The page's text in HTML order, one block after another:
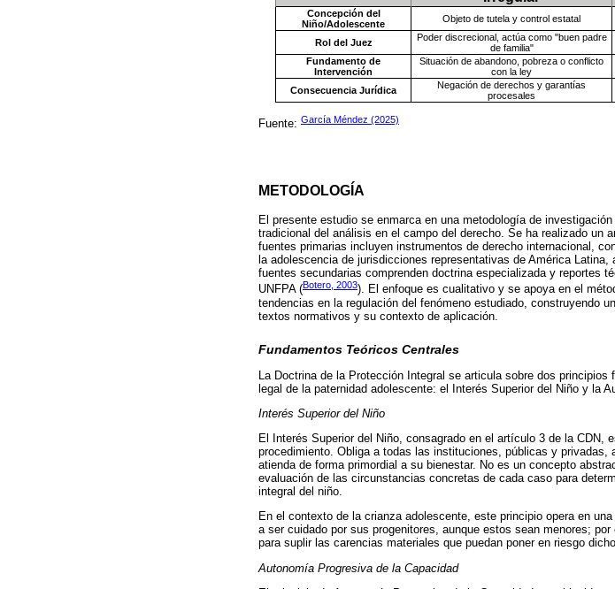
Concepción del
Niño/Adolescente
Objeto de tutela y control estatal
Rol del Juez
Poder discrecional, actúa como "buen padre
de familia"
Fundamento de
Intervención
Situación de abandono, pobreza o conflicto
con la ley
Consecuencia Jurídica
Negación de derechos y garantías
procesales
Fuente: García Méndez (2025)
METODOLOGÍA
El presente estudio se enmarca en una metodología de
tradicional del análisis en el campo del derecho. Se ha realizado un
fuentes primarias incluyen instrumentos de derecho internacional,
la adolescencia de jurisdicciones representativas de América
fuentes secundarias comprenden doctrina especializada y reportes
UNFPA (Botero, 2003). El enfoque es cualitativo y se apoya en el
tendencias en la regulación del fenómeno estudiado, construyendo
textos normativos y su contexto de aplicación.
Fundamentos Teóricos Centrales
La Doctrina de la Protección Integral se articula sobre dos
legal de la paternidad adolescente: el Interés Superior del Niño y la
Interés Superior del Niño
El Interés Superior del Niño, consagrado en el artículo 3 de la CDN,
procedimiento. Obliga a todas las instituciones, públicas y
atienda de forma primordial a su bienestar. No es un concepto
evaluación de las circunstancias concretas de cada caso para
integral del niño.
En el contexto de la crianza adolescente, este principio opera en
a ser cuidado por sus progenitores, aunque estos sean menores;
para suplir las carencias materiales que puedan poner en riesgo
Autonomía Progresiva de la Capacidad